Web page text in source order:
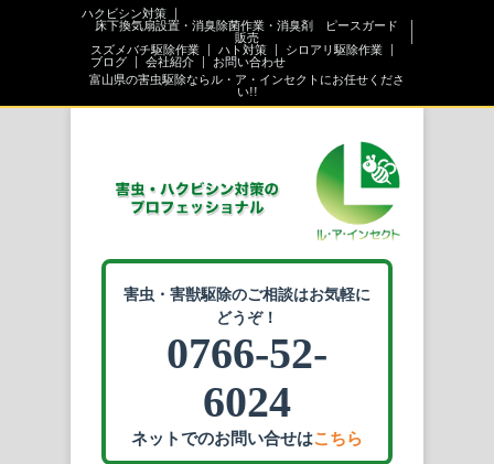
ハクビシン対策
床下換気扇設置・消臭除菌作業・消臭剤 ピースガード
販売
スズメバチ駆除作業
ハト対策
シロアリ駆除作業
ブログ
会社紹介
お問い合わせ
富山県の害虫駆除ならル・ア・インセクトにお任せくださ
い!!
害虫・害獣駆除のご相談はお気軽に
どうぞ！
0766-52-
6024
ネットでのお問い合せはこちら